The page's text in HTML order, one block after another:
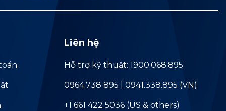
Liên hệ
Hỗ trợ kỹ thuật: 1900.068.895
0964.738 895 | 0941.338.895 (VN)
+1 661 422 5036 (US & others)